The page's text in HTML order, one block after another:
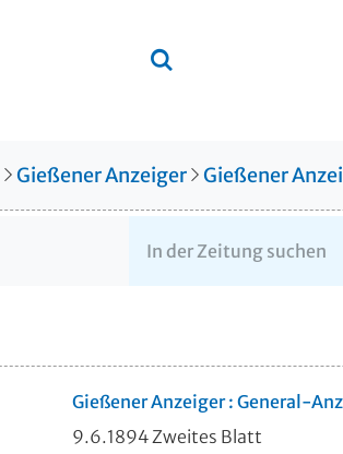
Gießener Anzeiger Gießener
Gießener Anzeiger : General-
9.6.1894 Zweites Blatt